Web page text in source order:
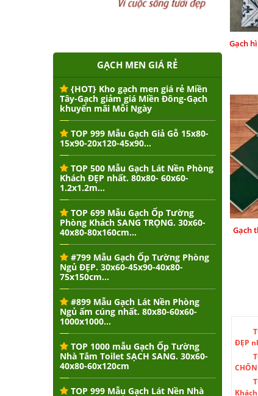
GẠCH MEN GIÁ RẺ
{HOT} Kho gạch men giá rẻ Miền
Tây-Gạch giảm giá Miền Đông-Gạch
khuyến mãi Mỗi Ngày
TOP 999 Mẫu Gạch Giả Gỗ 15x80-
15x90-20x120-45x90...
TOP 500 Mẫu Gạch Lát Nền Phòng
Khách ĐẸP nhất. 80x80- 60x60-
1.2x1.2m...
TOP 699 Mẫu Gạch Ốp Tường
Phòng Khách SANG TRỌNG. 30x60-
40x80-80x160cm...
#799 Mẫu Gạch Ốp Tường Phòng
Ngủ ĐẸP. 30x60-45x90-40x80-
75x150cm...
#899 Mẫu Gạch Lát Nền Phòng
Ngủ ấm cúng nhất. 80x80-60x60-
1000x1000...
TOP 1000 mẫu Gạch Ốp Tường
Nhà Tắm Toilet SẠCH SANG. 30x60-
40x80-60x120cm
TOP 999 Mẫu Gạch Lát Nền Nhà
Gạch
Gạch
ĐẸP